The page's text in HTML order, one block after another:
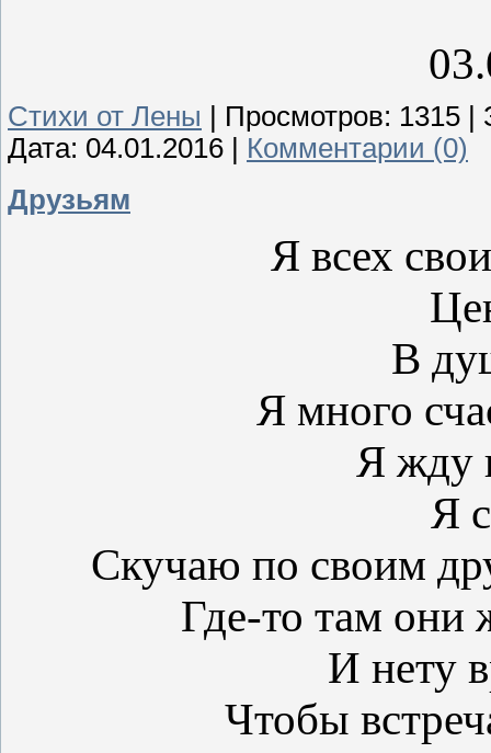
Стихи от Лены Просмотров: 1315
Дата: 04.01.2016
Комментарии (0)
Друзьям
Я всех
В
Я много
Я жду
Я
Скучаю по своим
Где-то там
И нету
Чтобы